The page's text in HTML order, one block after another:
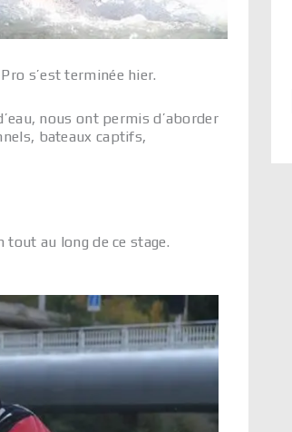
s’est terminée hier.
nous ont permis d’aborder
bateaux captifs,
au long de ce stage.